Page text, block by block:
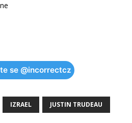
se @incorrectcz
IZRAEL JUSTIN TRUDEAU